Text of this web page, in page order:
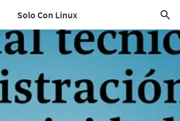
Solo Con Linux